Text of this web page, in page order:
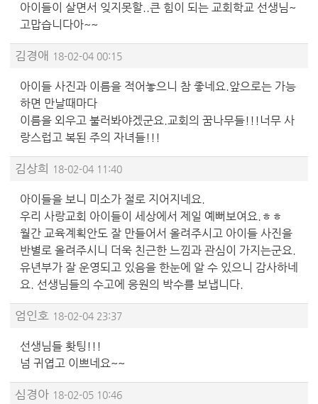
아이들이 살면서 잊지못할..큰 힘이 되는 교회학교 선생님~
고맙습니다아~~
김경애 18-02-04 00:15
아이들 사진과 이름을 적어놓으니 참 좋네요.앞으로는 가능
하면 만날때마다
이름을 외우고 불러봐야겠군요.교회의 꿈나무들!!!너무 사
랑스럽고 복된 주의 자녀들!!!
김상희 18-02-04 11:40
아이들을 보니 미소가 절로 지어지네요.
우리 사랑교회 아이들이 세상에서 제일 예뻐보여요.ㅎㅎ
월간 교육계획안도 잘 만들어서 올려주시고 아이들 사진을
반별로 올려주시니 더욱 친근한 느낌과 관심이 가지는군요.
유년부가 잘 운영되고 있음을 한눈에 알 수 있으니 감사하네
요. 선생님들의 수고에 응원의 박수를 보냅니다.
엄인호 18-02-04 23:37
선생님들 홧팅!!!
넘 귀엽고 이쁘네요~~
심경아 18-02-05 10:46